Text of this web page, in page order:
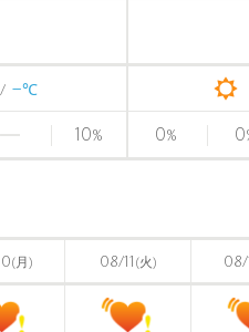
-℃
10% 0% 0
(月) 08/11 (火) 08/